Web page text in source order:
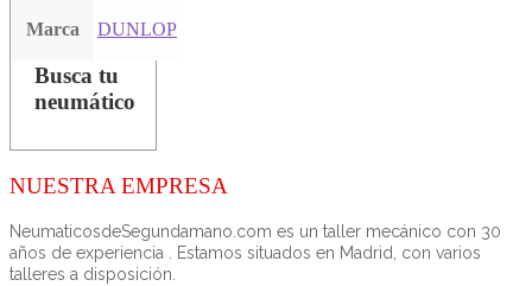
Marca DUNLOP
Busca tu
neumático
NUESTRA EMPRESA
NeumaticosdeSegundamano.com es un taller mecánico con 30
años de experiencia . Estamos situados en Madrid, con varios
talleres a disposición.